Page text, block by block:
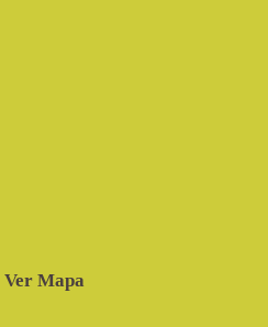
Ver Mapa